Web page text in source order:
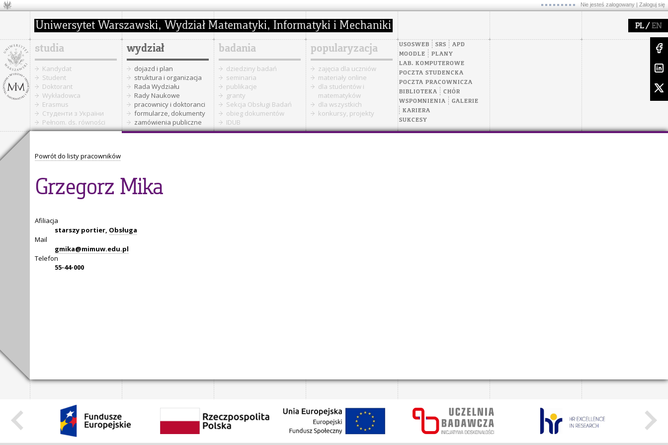
Nie jesteś zalogowany | Zaloguj się
PL/ EN
studia
Kandydat
Student
Doktorant
Wykładowca
Erasmus
Cтуденти з України
Pełnom. ds. równości
wydział
dojazd i plan
struktura i organizacja
Rada Wydziału
Rady Naukowe
pracownicy i doktoranci
formularze, dokumenty
zamówienia publiczne
badania
dziedziny badań
seminaria
publikacje
granty
Sekcja Obsługi Badań
obieg dokumentów
IDUB
popularyzacja
zajęcia dla uczniów
materiały online
dla studentów i
matematyków
dla wszystkich
konkursy, projekty
USOSWEB SRS
APD
MOODLE
PLANY
LAB. KOMPUTEROWE
POCZTA STUDENCKA
POCZTA PRACOWNICZA
BIBLIOTEKA
CHÓR
WSPOMNIENIA
GALERIE
KARIERA
SUKCESY
Powrót do listy pracowników
Grzegorz Mika
Afiliacja
starszy portier, Obsługa
Mail
gmika@mimuw.edu.pl
Telefon
55-44-000